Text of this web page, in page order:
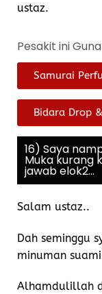
ustaz.
Pesakit ini
Samurai
Bidara Drop
16) Saya
Muka kurang
jawab elok2...
Salam ustaz..
Dah seminggu
minuman
Alhamdulillah